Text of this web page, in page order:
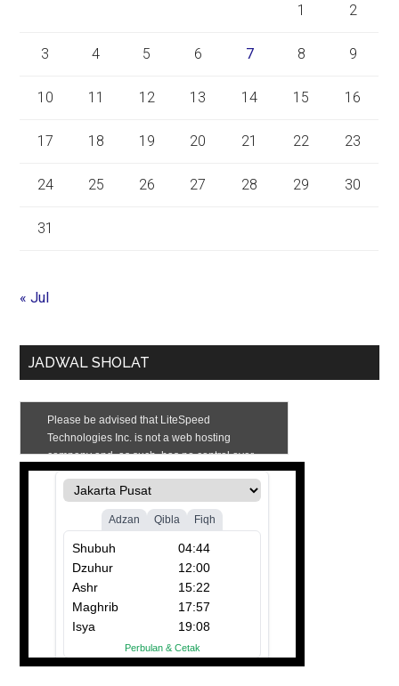
1 2
3 4 5 6 7 8 9
10 11 12 13 14 15 16
17 18 19 20 21 22 23
24 25 26 27 28 29 30
31
« Jul
JADWAL SHOLAT